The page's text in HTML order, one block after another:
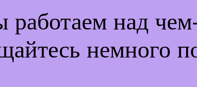
над
немного